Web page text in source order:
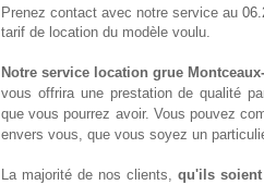
Prenez contact avec notre service au
tarif de location du modèle voulu.
Notre service location grue
vous offrira une prestation de qualité
que vous pourrez avoir. Vous pouvez
envers vous, que vous soyez un
La majorité de nos clients, qu'ils